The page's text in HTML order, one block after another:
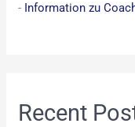
n
:
- Information zu
Recent